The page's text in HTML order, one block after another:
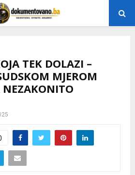
TEK DOLAZI –
MJEROM
NEZAKONITO